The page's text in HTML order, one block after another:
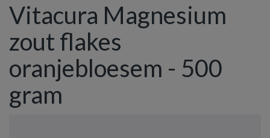
Vitacura Magnesium
zout flakes
oranjebloesem - 500
gram